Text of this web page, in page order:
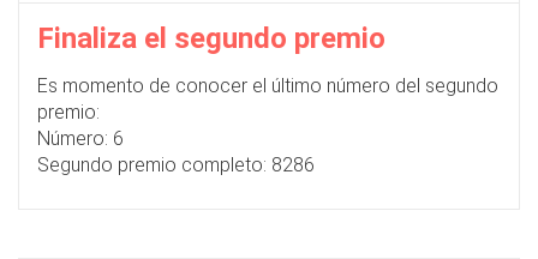
Finaliza el segundo premio
Es momento de conocer el último número del segundo
premio:
Número: 6
Segundo premio completo: 8286